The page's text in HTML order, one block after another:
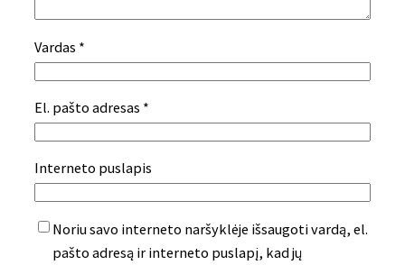
Vardas *
El. pašto adresas *
Interneto puslapis
Noriu savo interneto naršyklėje išsaugoti vardą, el.
pašto adresą ir interneto puslapį, kad jų